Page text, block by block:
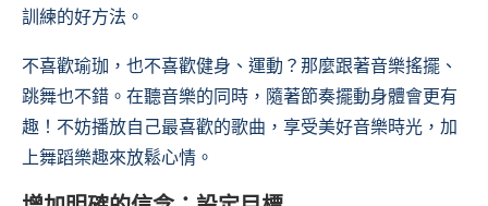
訓練的好方法。
不喜歡瑜珈，也不喜歡健身、運動？那麼跟著音樂搖擺、
跳舞也不錯。在聽音樂的同時，隨著節奏擺動身體會更有
趣！不妨播放自己最喜歡的歌曲，享受美好音樂時光，加
上舞蹈樂趣來放鬆心情。